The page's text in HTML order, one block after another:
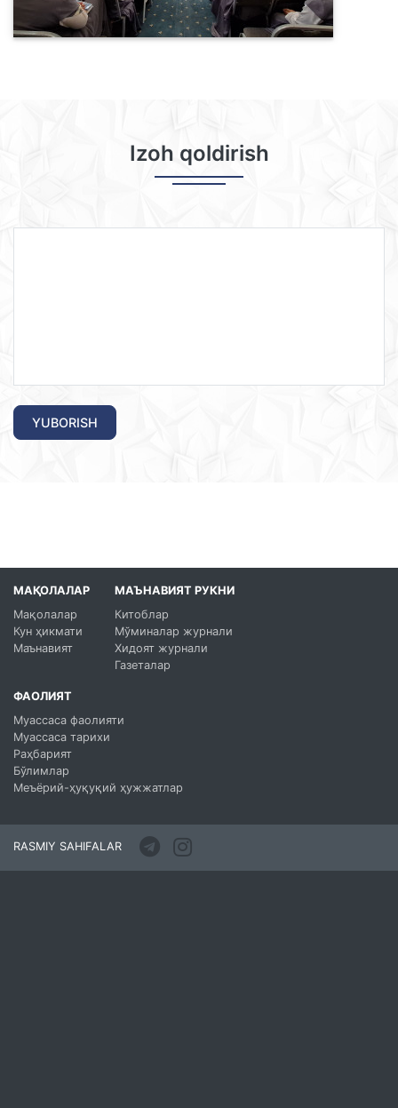
Izoh qoldirish
YUBORISH
МАҚОЛАЛАР
Мақолалар
Кун ҳикмати
Маънавият
МАЪНАВИЯТ РУКНИ
Китоблар
Мўминалар журнали
Хидоят журнали
Газеталар
ФАОЛИЯТ
Муассаса фаолияти
Муассаса тарихи
Раҳбарият
Бўлимлар
Меъёрий-ҳуқуқий ҳужжатлар
RASMIY SAHIFALAR